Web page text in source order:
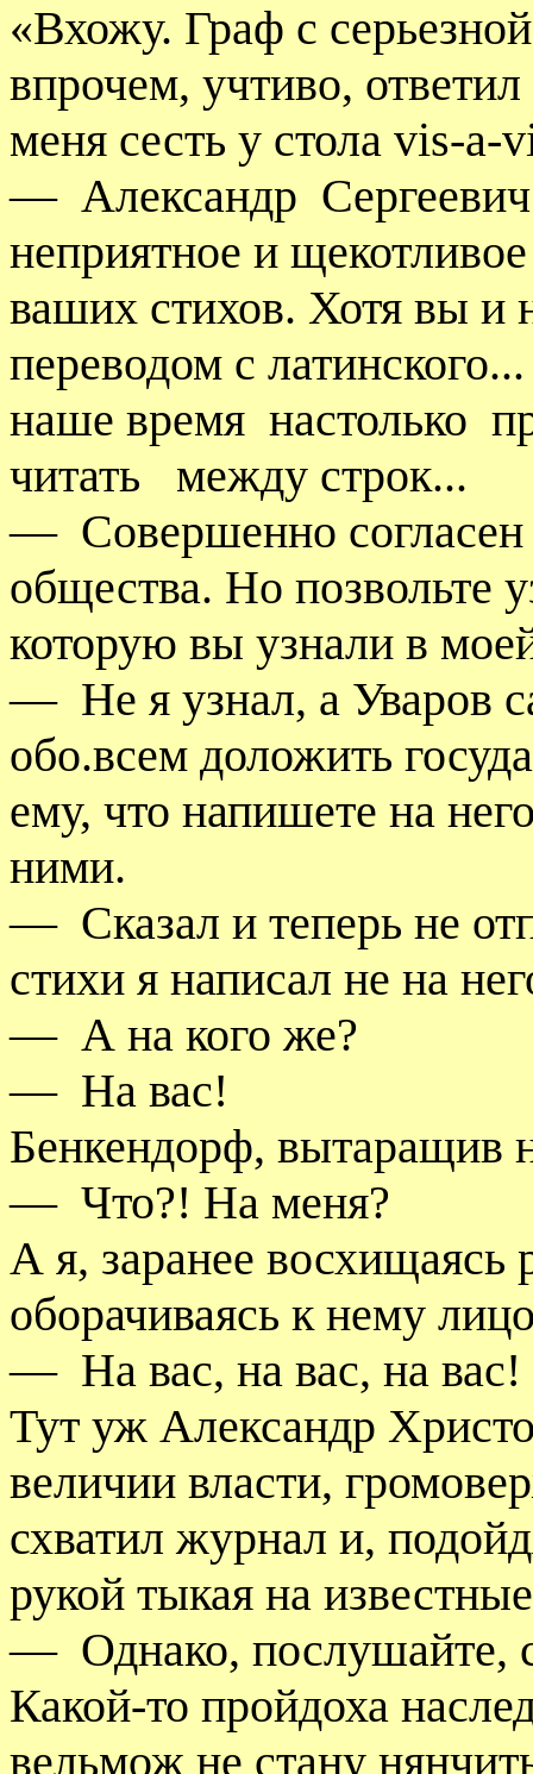
«Вхожу. Граф с
впрочем, учтиво,
меня сесть у стола vis-a-
— Александр
неприятное и
ваших стихов. Хотя вы и
переводом с
наше время настолько
читать
между строк...
— Совершенно
общества. Но позвольте
которую вы узнали в
— Не я узнал, а Уваров
обо.всем доложить
ему, что напишете на
ними.
— Сказал и теперь не
стихи я написал не на
— А на кого же?
— На вас!
Бенкендорф, вытаращив
— Что?! На меня?
А я, заранее восхищаясь
оборачиваясь к нему
— На вас, на вас, на вас!
Тут уж Александр
величии власти,
схватил журнал и,
рукой тыкая на
— Однако, послушайте,
Какой-то пройдоха
вельмож не стану